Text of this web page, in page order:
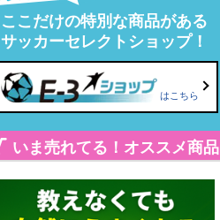
ここだけの特別な商品がある
サッカーセレクトショップ！
はこちら
いま売れてる！オススメ商品